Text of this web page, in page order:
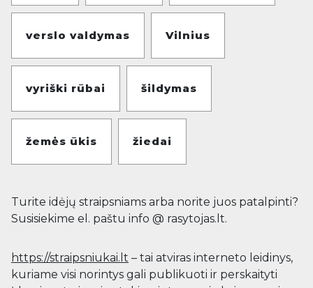
verslo valdymas Vilnius
vyriški rūbai šildymas
žemės ūkis žiedai
Turite idėjų straipsniams arba norite juos patalpinti?
Susisiekime el. paštu info @ rasytojas.lt.
https://straipsniukai.lt – tai atviras interneto leidinys,
kuriame visi norintys gali publikuoti ir perskaityti